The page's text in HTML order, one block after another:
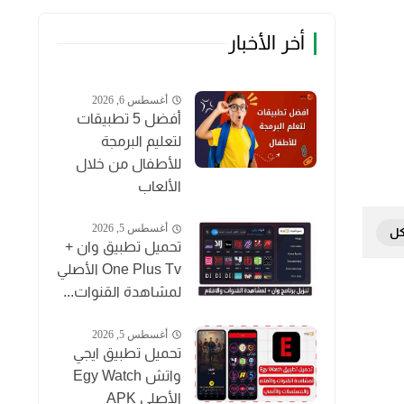
أخر الأخبار
أغسطس 6, 2026
أفضل 5 تطبيقات
لتعليم البرمجة
للأطفال من خلال
الألعاب
أغسطس 5, 2026
تحميل تطبيق وان +
One Plus Tv الأصلي
لمشاهدة القنوات...
أغسطس 5, 2026
تحميل تطبيق ايجي
واتش Egy Watch
الأصلي APK